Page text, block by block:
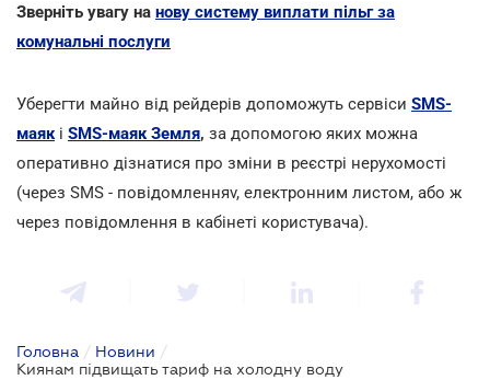
Зверніть увагу на нову систему виплати пільг за
комунальні послуги
Уберегти майно від рейдерів допоможуть сервіси SMS-
маяк і SMS-маяк Земля, за допомогою яких можна
оперативно дізнатися про зміни в реєстрі нерухомості
(через SMS - повідомленняv, електронним листом, або ж
через повідомлення в кабінеті користувача).
Головна / Новини /
Киянам підвищать тариф на холодну воду